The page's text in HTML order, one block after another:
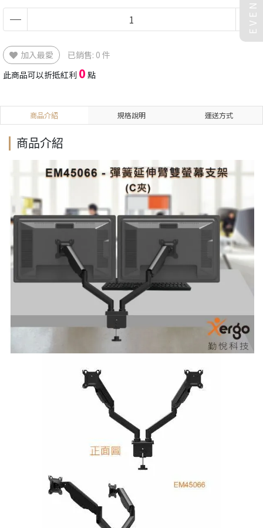
加入最愛
已銷售: 0 件
此商品可以折抵紅利 0 點
商品介紹 規格說明 運送方式
商品介紹